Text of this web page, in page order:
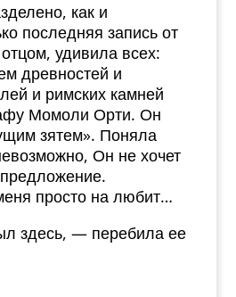
как и
последняя запись от
удивила всех:
древностей и
и римских камней
Момоли Орти. Он
зятем». Поняла
Он не хочет
просто на любит…
здесь, — перебила ее